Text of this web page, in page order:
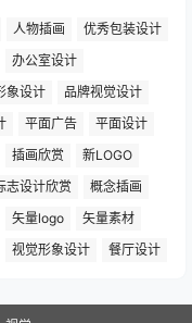
人物插画
优秀包装设计
办公室设计
象设计
品牌视觉设计
平面广告
平面设计
插画欣赏
新LOGO
志设计欣赏
概念插画
矢量logo
矢量素材
视觉形象设计 餐厅设计